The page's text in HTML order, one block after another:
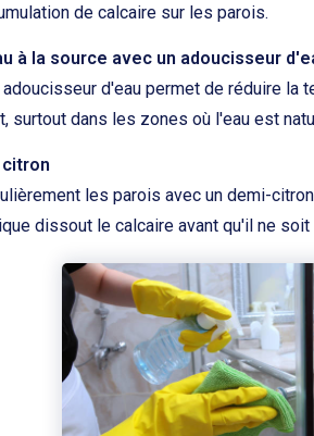
de calcaire sur les parois.
à la source avec un adoucisseur
d'eau permet de réduire la
surtout dans les zones où l'eau est
les parois avec un demi-
dissout le calcaire avant qu'il ne soit